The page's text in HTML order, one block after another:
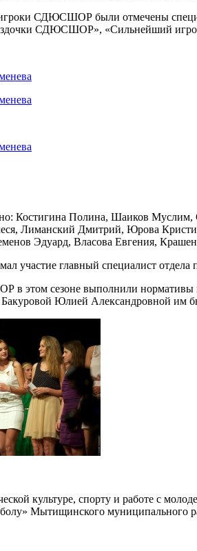
СДЮСШОР были отмечены
СДЮСШОР», «Сильнейший
Костигина Полина, Шаиков
Лиманский Дмитрий, Юрова
Эдуард, Власова Евгения,
участие главный специалист
этом сезоне выполнили нормативы
Бакуровой Юлией Александровной им
культуре, спорту и работе с
Мытищинского муниципального